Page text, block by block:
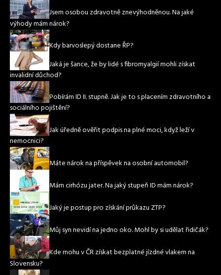
Jsem osobou zdravotně znevýhodněnou. Na jaké
výhody mám nárok?
Kdy barvoslepý dostane ŘP?
Jaká je šance, že by lidé s fibromyalgií mohli získat
invalidní důchod?
Pobírám ID II. stupně. Jak je to s placením zdravotního a
sociálního pojištění?
Jak úředně ověřit podpis na plné moci, když leží v
nemocnici?
Máte nárok na příspěvek na osobní automobil?
Mám cirhózu jater. Na jaký stupeň ID mám nárok?
Jaký je postup pro získání průkazu ZTP?
Můj syn nevidí na jedno oko. Mohl by si udělat řidičák?
Kde mohu v ČR získat bezplatné jízdné vlakem na
Slovensku?